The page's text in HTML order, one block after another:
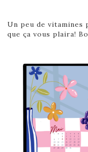
Un peu de vitamines
que ça vous plaira!